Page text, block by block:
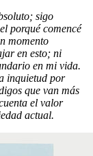
sigo
porqué comencé
momento
en esto; ni
en mi vida.
inquietud por
que van más
el valor
actual.